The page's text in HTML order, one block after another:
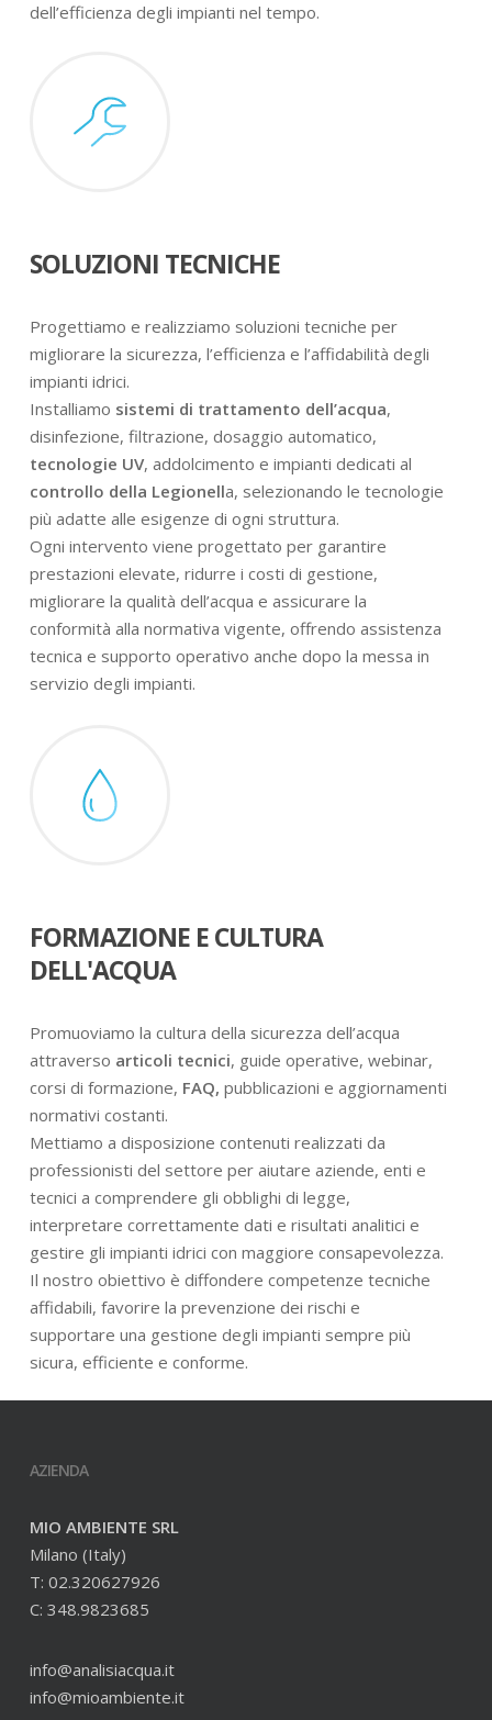
dell’efficienza degli impianti nel tempo.
SOLUZIONI TECNICHE
Progettiamo e realizziamo soluzioni tecniche per
migliorare la sicurezza, l’efficienza e l’affidabilità degli
impianti idrici.
Installiamo sistemi di trattamento dell’acqua,
disinfezione, filtrazione, dosaggio automatico,
tecnologie UV, addolcimento e impianti dedicati al
controllo della Legionella, selezionando le tecnologie
più adatte alle esigenze di ogni struttura.
Ogni intervento viene progettato per garantire
prestazioni elevate, ridurre i costi di gestione,
migliorare la qualità dell’acqua e assicurare la
conformità alla normativa vigente, offrendo assistenza
tecnica e supporto operativo anche dopo la messa in
servizio degli impianti.
FORMAZIONE E CULTURA
DELL'ACQUA
Promuoviamo la cultura della sicurezza dell’acqua
attraverso articoli tecnici, guide operative, webinar,
corsi di formazione, FAQ, pubblicazioni e aggiornamenti
normativi costanti.
Mettiamo a disposizione contenuti realizzati da
professionisti del settore per aiutare aziende, enti e
tecnici a comprendere gli obblighi di legge,
interpretare correttamente dati e risultati analitici e
gestire gli impianti idrici con maggiore consapevolezza.
Il nostro obiettivo è diffondere competenze tecniche
affidabili, favorire la prevenzione dei rischi e
supportare una gestione degli impianti sempre più
sicura, efficiente e conforme.
AZIENDA
MIO AMBIENTE SRL
Milano (Italy)
T: 02.320627926
C: 348.9823685
info@analisiacqua.it
info@mioambiente.it